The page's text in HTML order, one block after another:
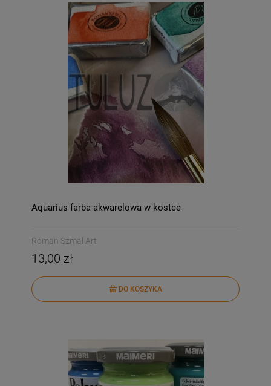
Aquarius farba akwarelowa w kostce
Roman Szmal Art
13,00 zł
DO KOSZYKA